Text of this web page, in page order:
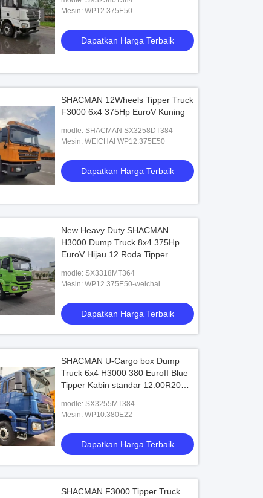
Mesin: WP12.375E50
Dapatkan Harga Terbaik
SHACMAN 12Wheels Tipper Truck
F3000 6x4 375Hp EuroV Kuning
modle: SHACMAN SX3258DT384
Mesin: WEICHAI WP12.375E50
Dapatkan Harga Terbaik
New Heavy Duty SHACMAN
H3000 Dump Truck 8x4 375Hp
EuroV Hijau 12 Roda Tipper
modle: SX3318MT364
Mesin: WP12.375E50-weichai
Dapatkan Harga Terbaik
SHACMAN U-Cargo box Dump
Truck 6x4 H3000 380 EuroII Blue
Tipper Kabin standar 12.00R20
modle: SX3255MT384
Mesin: WP10.380E22
Dapatkan Harga Terbaik
SHACMAN F3000 Tipper Truck